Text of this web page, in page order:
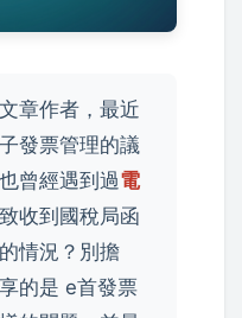
章作者，最近
發票管理的議
曾經遇到過電
收到國稅局函
情況？別擔
的是 e首發票